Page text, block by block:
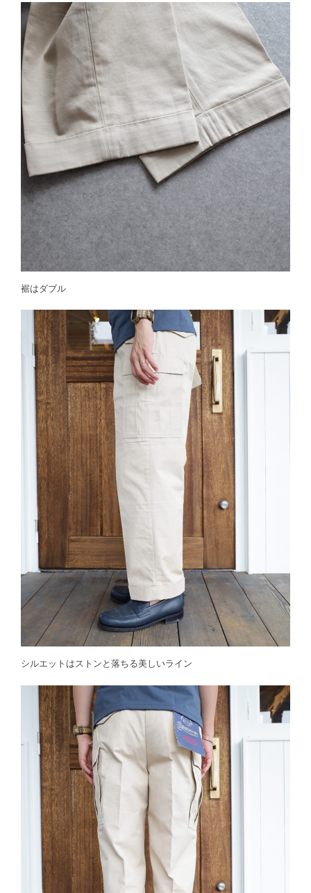
裾はダブル
シルエットはストンと落ちる美しいライン